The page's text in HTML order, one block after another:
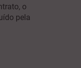
o
pela